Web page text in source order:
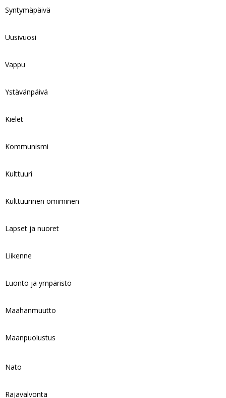
Syntymäpäivä
Uusivuosi
Vappu
Ystävänpäivä
Kielet
Kommunismi
Kulttuuri
Kulttuurinen omiminen
Lapset ja nuoret
Liikenne
Luonto ja ympäristö
Maahanmuutto
Maanpuolustus
Nato
Rajavalvonta